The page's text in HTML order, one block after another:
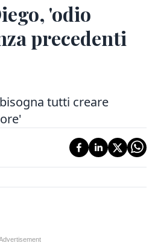
'odio
precedenti
tutti creare